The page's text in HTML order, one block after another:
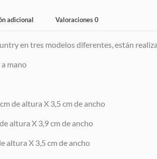
adicional Valoraciones0
en tres modelos diferentes, están
mano
de altura X 3,5 cm de ancho
altura X 3,9 cm de ancho
altura X 3,5 cm de ancho